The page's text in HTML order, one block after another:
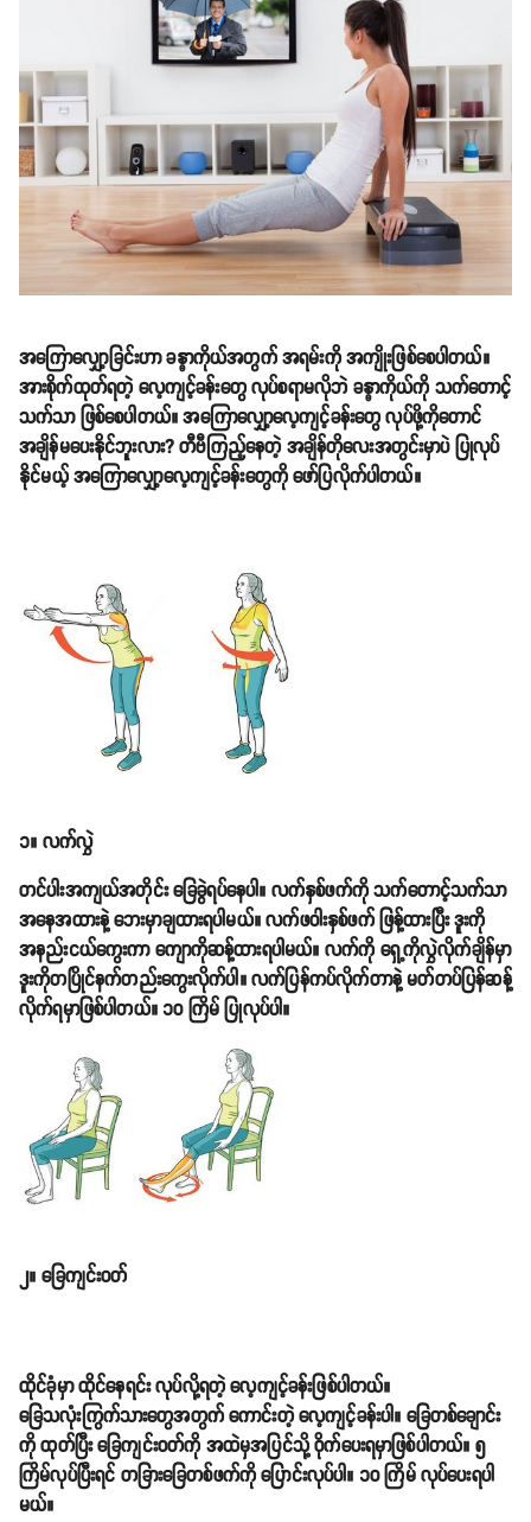
အကြောလျှော့ခြင်းဟာ ခန္ဓာကိုယ်အတွက် အရမ်းကို အကျိုးဖြစ်စေပါတယ်။
အားစိုက်ထုတ်ရတဲ့ လေ့ကျင့်ခန်းတွေ လုပ်စရာမလိုဘဲ ခန္ဓာကိုယ်ကို သက်တောင့်
သက်သာ ဖြစ်စေပါတယ်။ အကြောလျှော့လေ့ကျင့်ခန်းတွေ လုပ်ဖို့ကိုတောင်
အချိန်မပေးနိုင်ဘူးလား? တီဗီကြည့်နေတဲ့ အချိန်တိုလေးအတွင်းမှာပဲ ပြုလုပ်
နိုင်မယ့် အကြောလျှော့လေ့ကျင့်ခန်းတွေကို ဖော်ပြလိုက်ပါတယ်။
၁။ လက်လွှဲ
တင်ပါးအကျယ်အတိုင်း ခြေခွဲရပ်နေပါ။ လက်နှစ်ဖက်ကို သက်တောင့်သက်သာ
အနေအထားနဲ့ ဘေးမှာချထားရပါမယ်။ လက်ဖဝါးနှစ်ဖက် ဖြန့်ထားပြီး ဒူးကို
အနည်းငယ်ကွေးကာ ကျောကိုဆန့်ထားရပါမယ်။ လက်ကို ရှေ့ကိုလွှဲလိုက်ချိန်မှာ
ဒူးကိုတပြိုင်နက်တည်းကွေးလိုက်ပါ။ လက်ပြန်ကပ်လိုက်တာနဲ့ မတ်တပ်ပြန်ဆန့်
လိုက်ရမှာဖြစ်ပါတယ်။ ၁၀ ကြိမ် ပြုလုပ်ပါ။
၂။ ခြေကျင်းဝတ်
ထိုင်ခုံမှာ ထိုင်နေရင်း လုပ်လို့ရတဲ့ လေ့ကျင့်ခန်းဖြစ်ပါတယ်။
ခြေသလုံးကြွက်သားတွေအတွက် ကောင်းတဲ့ လေ့ကျင့်ခန်းပါ။ ခြေတစ်ချောင်း
ကို ထုတ်ပြီး ခြေကျင်းဝတ်ကို အထဲမှအပြင်သို့ ဝိုက်ပေးရမှာဖြစ်ပါတယ်။ ၅
ကြိမ်လုပ်ပြီးရင် တခြားခြေတစ်ဖက်ကို ပြောင်းလုပ်ပါ။ ၁၀ ကြိမ် လုပ်ပေးရပါ
မယ်။